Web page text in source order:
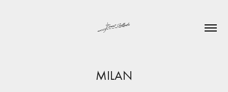
MILAN